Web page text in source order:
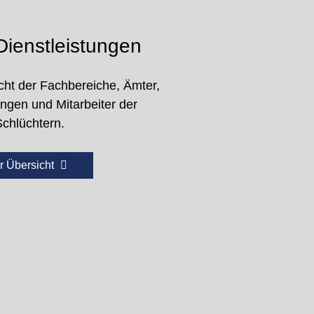
der Fachbereiche, Ämter,
und Mitarbeiter der
Übersicht